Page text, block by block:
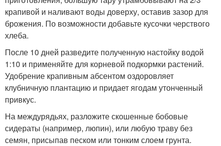
крапивой и наливают воды доверху, оставив зазор для
брожения. По возможности добавьте кусочки черствого
хлеба.
После 10 дней разведите полученную настойку водой
1:10 и применяйте для корневой подкормки растений.
Удобрение крапивным абсентом оздоровляет
клубничную плантацию и придает ягодам утонченный
привкус.
На междурядьях, разложите скошенные бобовые
сидераты (например, люпин), или любую траву без
семян, присыпав песком или тонким слоем грунта.